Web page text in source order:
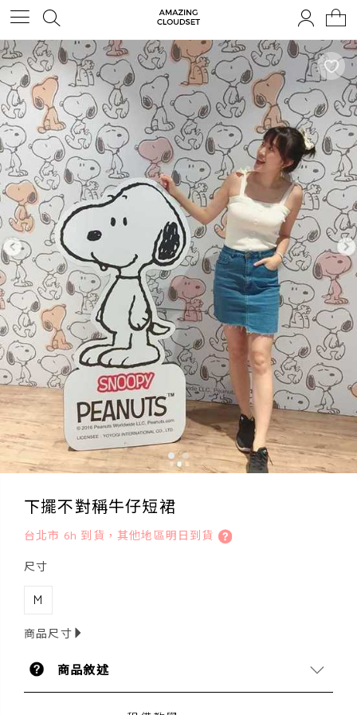
下擺不對稱牛仔短裙
台北市 6h 到貨，其他地區明日到貨
尺寸
M
商品尺寸
商品敘述